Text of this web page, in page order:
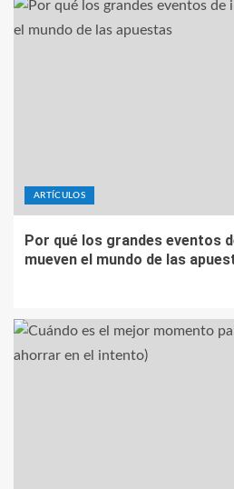
ARTÍCULOS
Por qué los grandes eventos
mueven el mundo de las